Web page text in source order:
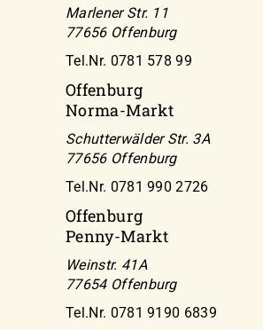
Marlener Str. 11
77656 Offenburg
Tel.Nr. 0781 578 99
Offenburg
Norma-Markt
Schutterwälder Str. 3A
77656 Offenburg
Tel.Nr. 0781 990 2726
Offenburg
Penny-Markt
Weinstr. 41A
77654 Offenburg
Tel.Nr. 0781 9190 6839